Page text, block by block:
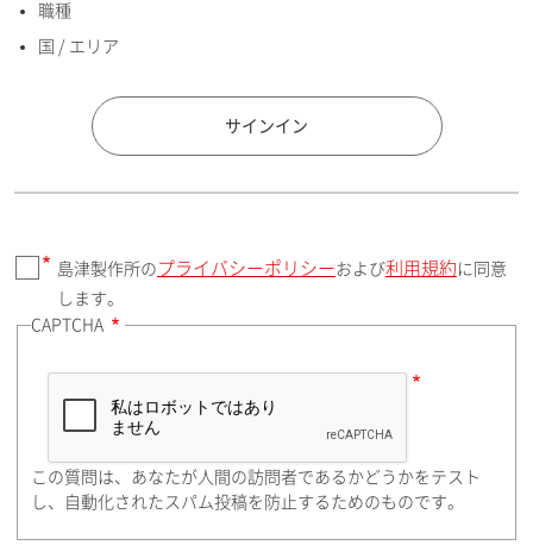
国 / エリア
郵便番号（勤務先）
住所検索
都道府県（勤務先）
職種
国 / エリア
サインイン
島津製作所の プライバシーポリシー および利用規約 に同意
します。
CAPTCHA
この質問は、あなたが人間の訪問者であるかどうかをテスト
し、自動化されたスパム投稿を防止するためのものです。